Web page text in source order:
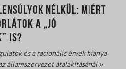
NÉLKÜL: MIÉRT
A „JÓ
IS?
és a racionális érvek hiánya
államszervezet átalakításánál»